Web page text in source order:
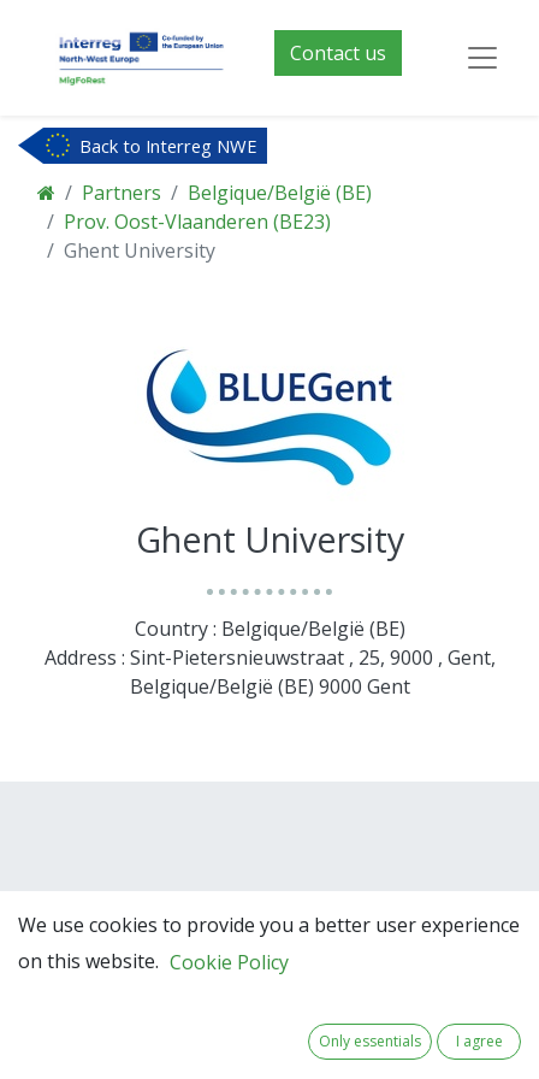
Contact us
Back to Interreg NWE
Partners
Belgique/België (BE)
Prov. Oost-Vlaanderen (BE23)
Ghent University
Ghent University
Country : Belgique/België (BE)
Address : Sint-Pietersnieuwstraat , 25, 9000 , Gent,
Belgique/België (BE) 9000 Gent
Team Members
We use cookies to provide you a better user experience
on this website. Cookie Policy
Only essentials I agree